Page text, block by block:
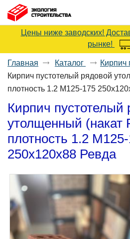
Цены ниже заводских!
рынке!
Главная Каталог
Кирпич
Кирпич пустотелый рядовой
плотность 1.2 М125-175
Кирпич пустотелый
утолщенный (накат
плотность 1.2
250x120x88 Ревда